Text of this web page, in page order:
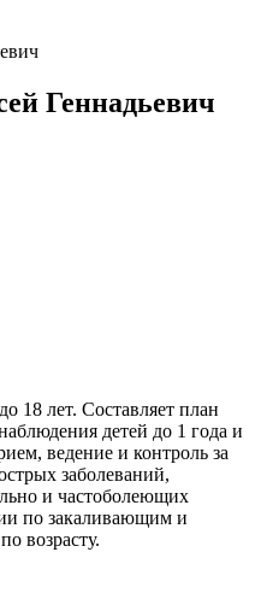
Геннадьевич
18 лет. Составляет план
детей до 1 года и
ведение и контроль за
заболеваний,
и частоболеющих
по закаливающим и
возрасту.